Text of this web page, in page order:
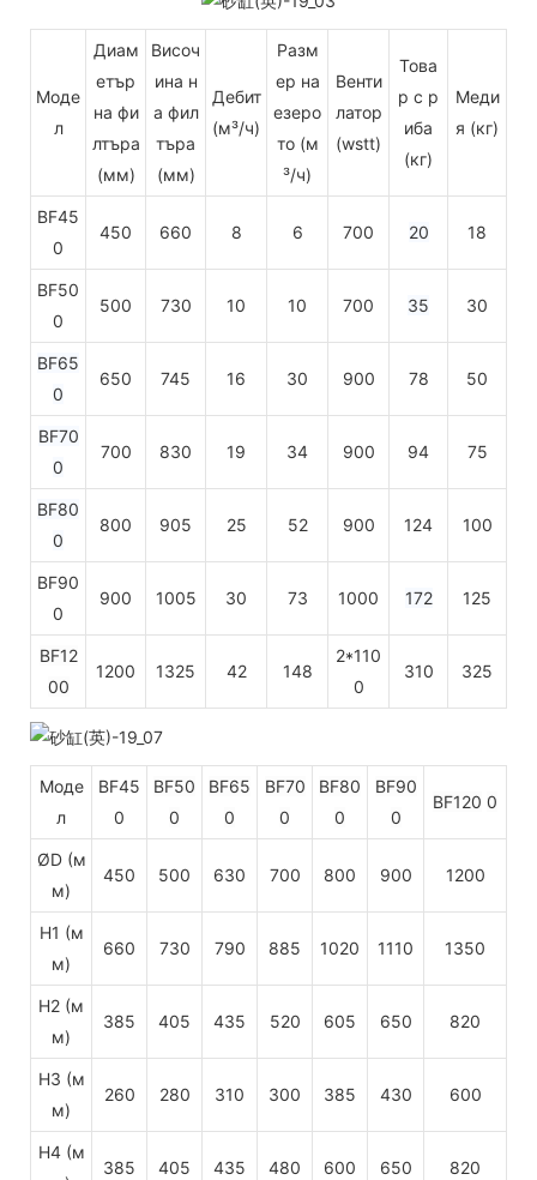
Моде
л
Диам
етър
на фи
лтъра
(мм)
Височ
ина н
а фил
търа
(мм)
Дебит
(м³/ч)
Разм
ер на
езеро
то (м
³/ч)
Венти
латор
(wstt)
Това
р с р
иба
(кг)
Меди
я (кг)
BF45
0
450 660 8 6 700 20 18
BF50
0
500 730 10 10 700 35 30
BF65
0
650 745 16 30 900 78 50
BF70
0
700 830 19 34 900 94 75
BF80
0
800 905 25 52 900 124 100
BF90
0
900 1005 30 73 1000 172 125
BF12
00
1200 1325 42 148
2*110
0
310 325
Моде
л
BF45
0
BF50
0
BF65
0
BF70
0
BF80
0
BF90
0
BF120 0
ØD (м
м)
450 500 630 700 800 900 1200
H1 (м
м)
660 730 790 885 1020 1110 1350
H2 (м
м)
385 405 435 520 605 650 820
H3 (м
м)
260 280 310 300 385 430 600
H4 (м
385 405 435 480 600 650 820